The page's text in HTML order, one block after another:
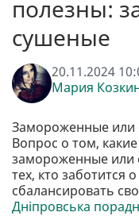
полезны:
сушеные
20.11.2024
Мария
Замороженные или
Вопрос о том,
замороженные или
тех, кто заботится
сбалансировать
Дніпровська